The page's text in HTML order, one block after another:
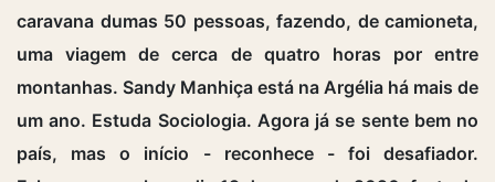
caravana dumas 50 pessoas, fazendo, de camioneta,
uma viagem de cerca de quatro horas por entre
montanhas. Sandy Manhiça está na Argélia há mais de
um ano. Estuda Sociologia. Agora já se sente bem no
país, mas o início - reconhece - foi desafiador.